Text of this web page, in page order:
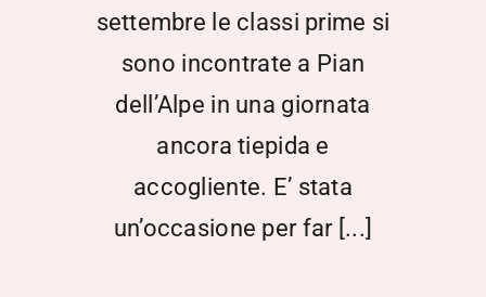
settembre le classi prime si
sono incontrate a Pian
dell’Alpe in una giornata
ancora tiepida e
accogliente. E’ stata
un’occasione per far [...]